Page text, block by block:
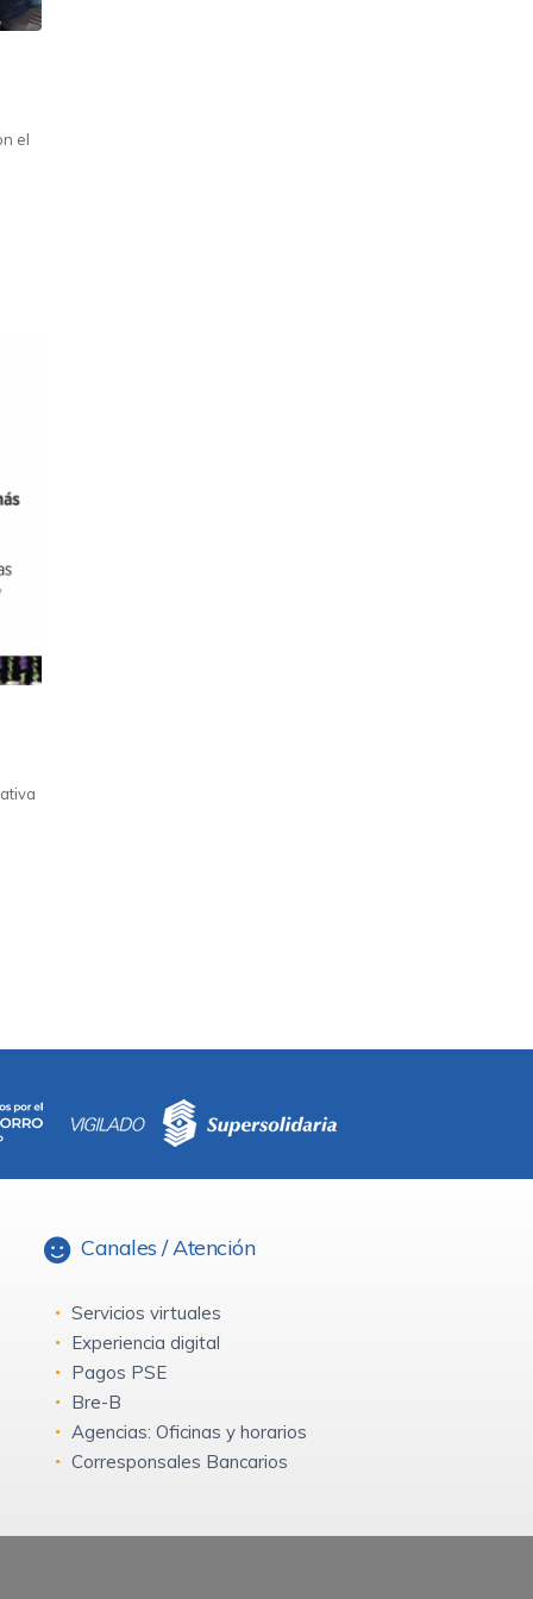
el
Canales / Atención
Servicios virtuales
Experiencia digital
Pagos PSE
Bre-B
Agencias: Oficinas y horarios
Corresponsales Bancarios